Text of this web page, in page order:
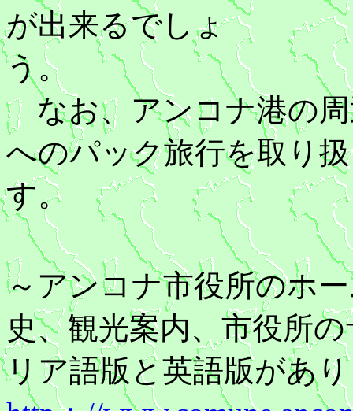
が出来るでしょ
なお、アンコナ港の周
へのパック旅行を取り
す。
～アンコナ市役所のホ
史、観光案内、市役所
リア語版と英語版があ